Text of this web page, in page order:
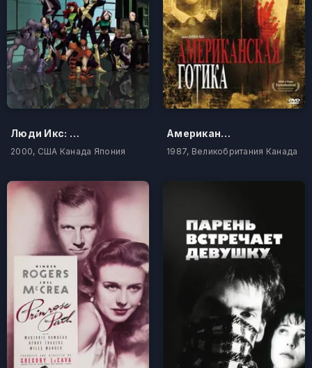
Люди Икс: Эволюция
2000, США Канада Япония
Американская готика
1987, Великобритания Канада